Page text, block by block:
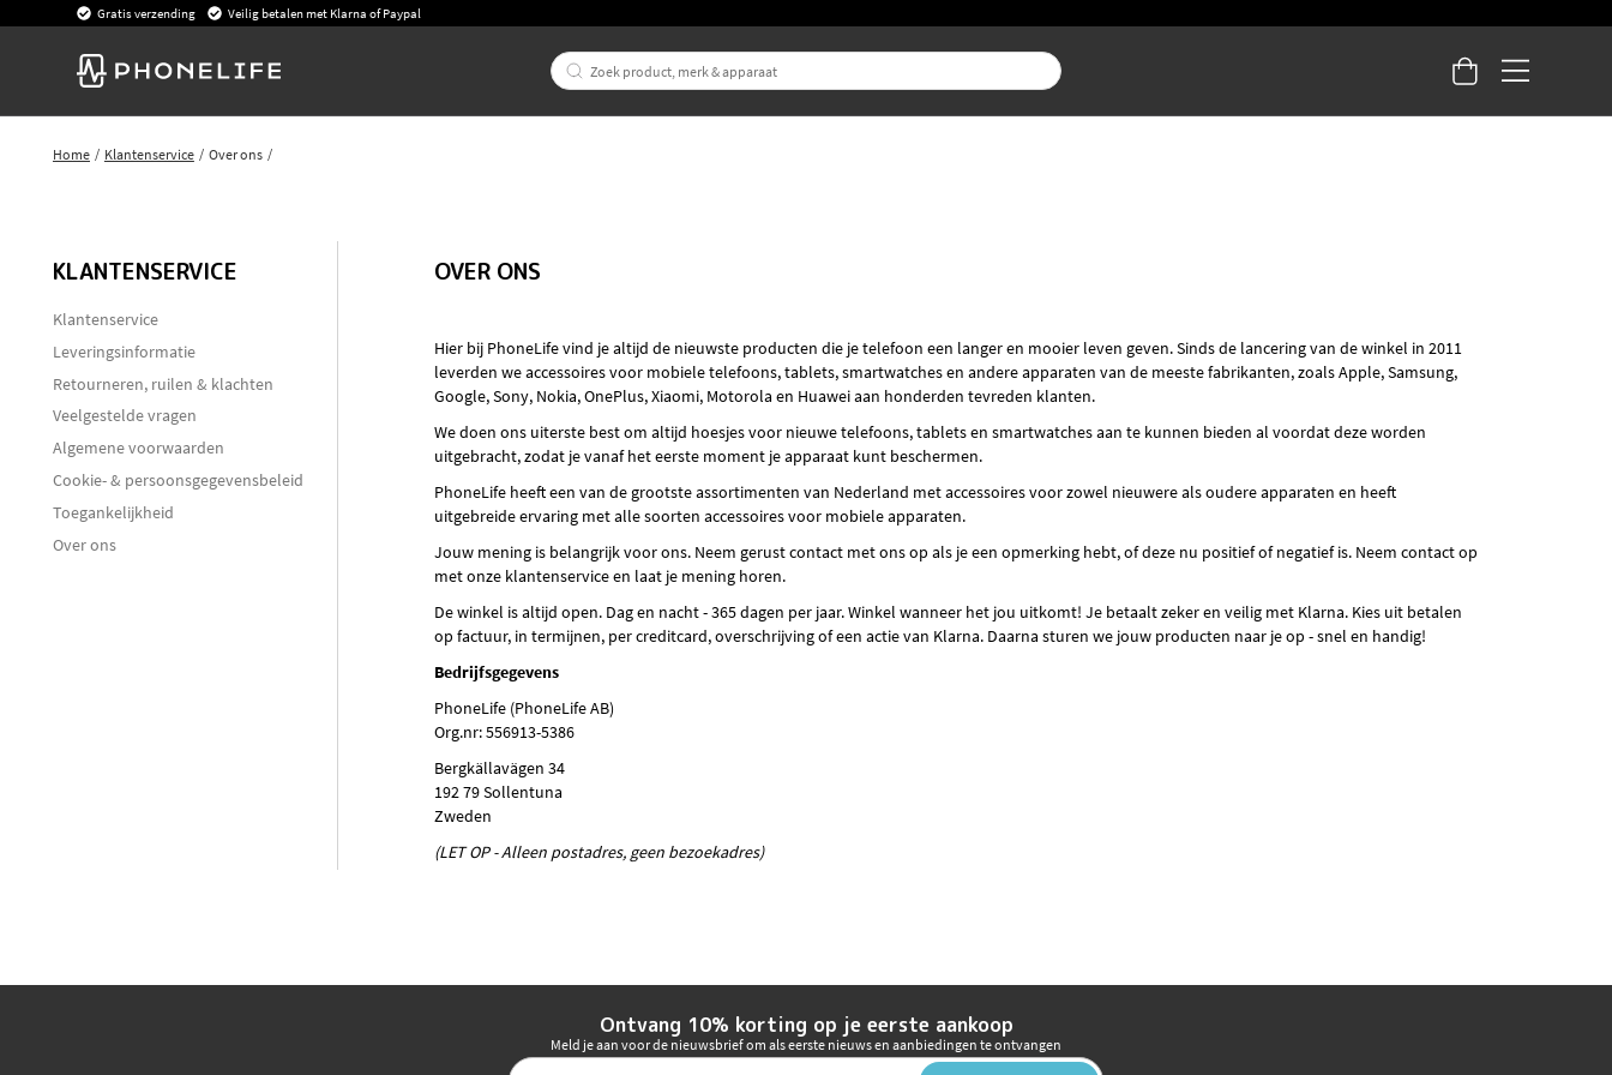
Gratis verzending Veilig betalen met Klarna of Paypal
Home Klantenservice Over ons
KLANTENSERVICE
Klantenservice
Leveringsinformatie
Retourneren, ruilen & klachten
Veelgestelde vragen
Algemene voorwaarden
Cookie- & persoonsgegevensbeleid
Toegankelijkheid
Over ons
OVER ONS
Hier bij PhoneLife vind je altijd de nieuwste producten die je telefoon een langer en mooier leven geven. Sinds de lancering van de winkel in 2011
leverden we accessoires voor mobiele telefoons, tablets, smartwatches en andere apparaten van de meeste fabrikanten, zoals Apple, Samsung,
Google, Sony, Nokia, OnePlus, Xiaomi, Motorola en Huawei aan honderden tevreden klanten.
We doen ons uiterste best om altijd hoesjes voor nieuwe telefoons, tablets en smartwatches aan te kunnen bieden al voordat deze worden
uitgebracht, zodat je vanaf het eerste moment je apparaat kunt beschermen.
PhoneLife heeft een van de grootste assortimenten van Nederland met accessoires voor zowel nieuwere als oudere apparaten en heeft
uitgebreide ervaring met alle soorten accessoires voor mobiele apparaten.
Jouw mening is belangrijk voor ons. Neem gerust contact met ons op als je een opmerking hebt, of deze nu positief of negatief is. Neem contact op
met onze klantenservice en laat je mening horen.
De winkel is altijd open. Dag en nacht - 365 dagen per jaar. Winkel wanneer het jou uitkomt! Je betaalt zeker en veilig met Klarna. Kies uit betalen
op factuur, in termijnen, per creditcard, overschrijving of een actie van Klarna. Daarna sturen we jouw producten naar je op - snel en handig!
Bedrijfsgegevens
PhoneLife (PhoneLife AB)
Org.nr: 556913-5386
Bergkällavägen 34
192 79 Sollentuna
Zweden
(LET OP - Alleen postadres, geen bezoekadres)
Ontvang 10% korting op je eerste aankoop
Meld je aan voor de nieuwsbrief om als eerste nieuws en aanbiedingen te ontvangen